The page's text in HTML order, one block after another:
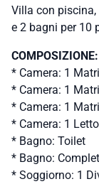
Villa con
e 2 bagni per 10
COMPOSIZIONE:
* Camera: 1
* Camera: 1
* Camera: 1
* Camera: 1
* Bagno: Toilet
* Bagno:
* Soggiorno: 1